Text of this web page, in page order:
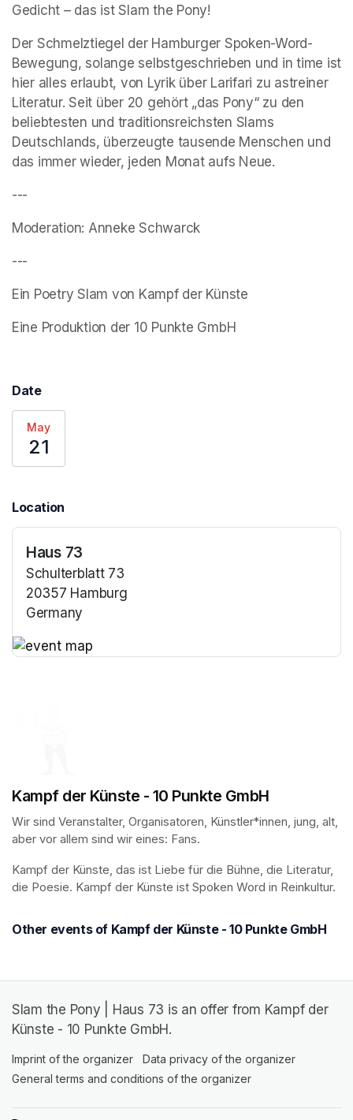
Gedicht – das ist Slam the Pony!
Der Schmelztiegel der Hamburger Spoken-Word-
Bewegung, solange selbstgeschrieben und in time ist
hier alles erlaubt, von Lyrik über Larifari zu astreiner
Literatur. Seit über 20 gehört „das Pony“ zu den
beliebtesten und traditionsreichsten Slams
Deutschlands, überzeugte tausende Menschen und
das immer wieder, jeden Monat aufs Neue.
---
Moderation: Anneke Schwarck
---
Ein Poetry Slam von Kampf der Künste
Eine Produktion der 10 Punkte GmbH
Date
May
21
Location
Haus 73
Schulterblatt 73
20357 Hamburg
Germany
Kampf der Künste - 10 Punkte GmbH
Wir sind Veranstalter, Organisatoren, Künstler*innen, jung, alt,
aber vor allem sind wir eines: Fans.
Kampf der Künste, das ist Liebe für die Bühne, die Literatur,
die Poesie. Kampf der Künste ist Spoken Word in Reinkultur.
Other events of Kampf der Künste - 10 Punkte GmbH
Slam the Pony | Haus 73 is an offer from Kampf der
Künste - 10 Punkte GmbH.
Imprint of the organizer (opens in a new tab)
Data privacy of the organizer
General terms and conditions of the organizer